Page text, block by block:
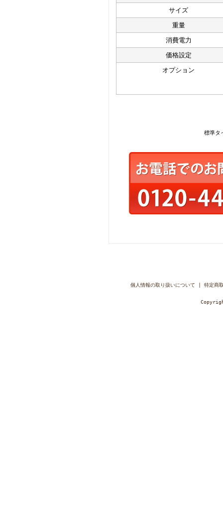
サイズ
重量
消費電力
価格設定
オプション
標準タ
個人情報の取り扱いについて | 特定商